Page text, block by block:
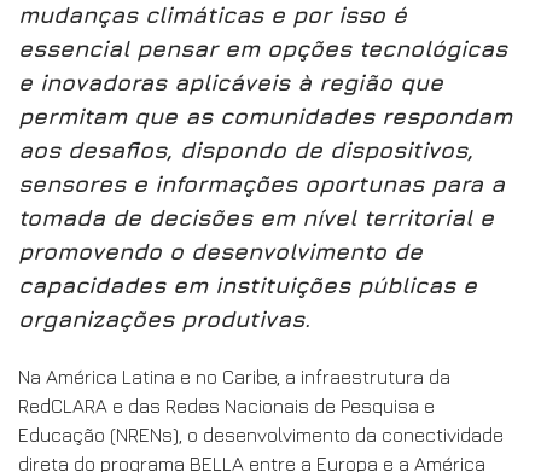
mudanças climáticas e por isso é
essencial pensar em opções tecnológicas
e inovadoras aplicáveis à região que
permitam que as comunidades respondam
aos desafios, dispondo de dispositivos,
sensores e informações oportunas para a
tomada de decisões em nível territorial e
promovendo o desenvolvimento de
capacidades em instituições públicas e
organizações produtivas.
Na América Latina e no Caribe, a infraestrutura da
RedCLARA e das Redes Nacionais de Pesquisa e
Educação (NRENs), o desenvolvimento da conectividade
direta do programa BELLA entre a Europa e a América